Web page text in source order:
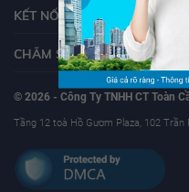
KẾT NỐI VỚI YOUHOMES
CHĂM SÓC KHÁCH HÀNG
© 2026 - Công Ty TNHH CT Toàn
Tầng 12 toà Hồ Gươm Plaza, 102